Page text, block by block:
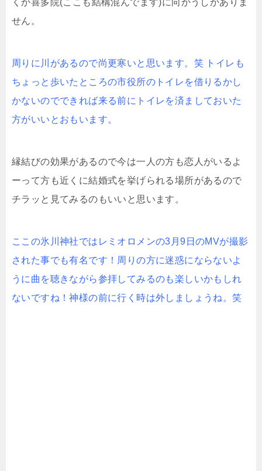
くか喜多院(ここも結構混んでます)に向かうしかありま
せん。
周りに川があるので尚更寒いと思います。笑 トイレも
ちょっと歩いたところの市役所のトイレを借りるかし
かないのでできれば来る前にトイレを済ましておいた
方がいいとおもいます。
縁結びの効果があるので今は一人の方も恋人がいるよ
ーって方も近くに結婚式を挙げられる場所があるので
チラッと見てみるのもいいと思います。
ここの氷川神社ではレミオロメンの3月9日のMVが撮影
された事でも有名です！周りの方に迷惑にならないよ
うに曲を聴きながら参拝してみるのも楽しいかもしれ
ないですね！神様の前に行く時は外しましょうね。笑